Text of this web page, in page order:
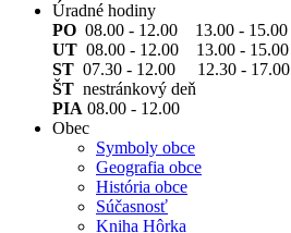
Úradné hodiny
PO 08.00 - 12.00 13.00 - 15.00
UT 08.00 - 12.00 13.00 - 15.00
ST 07.30 - 12.00 12.30 - 17.00
ŠT nestránkový deň
PIA 08.00 - 12.00
Obec
Symboly obce
Geografia obce
História obce
Súčasnosť
Kniha Hôrka